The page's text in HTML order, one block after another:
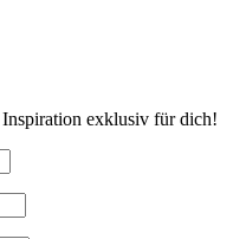
Inspiration exklusiv für dich!